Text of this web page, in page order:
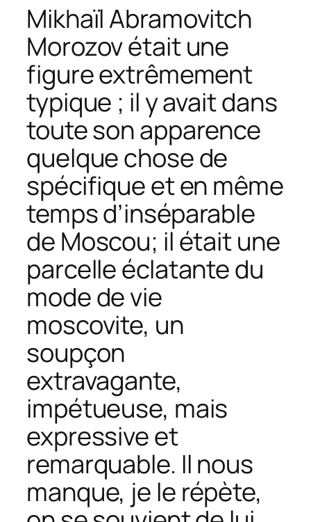
Mikhaïl Abramovitch
Morozov était une
figure extrêmement
typique ; il y avait dans
toute son apparence
quelque chose de
spécifique et en même
temps d’inséparable
de Moscou; il était une
parcelle éclatante du
mode de vie
moscovite, un
soupçon
extravagante,
impétueuse, mais
expressive et
remarquable. Il nous
manque, je le répète,